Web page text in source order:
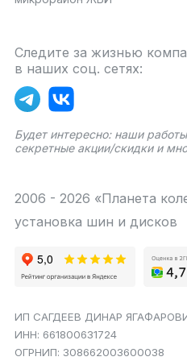
Следите за жизнью
в наших соц. сетях:
Будет интересно: наши
секретные акции/скидки и
2006 - 2026 «Планета
установка шин и дисков
ИП САГДЕЕВ ДИНАР
ИНН: 661800631724
ОГРНИП: 308662003600038